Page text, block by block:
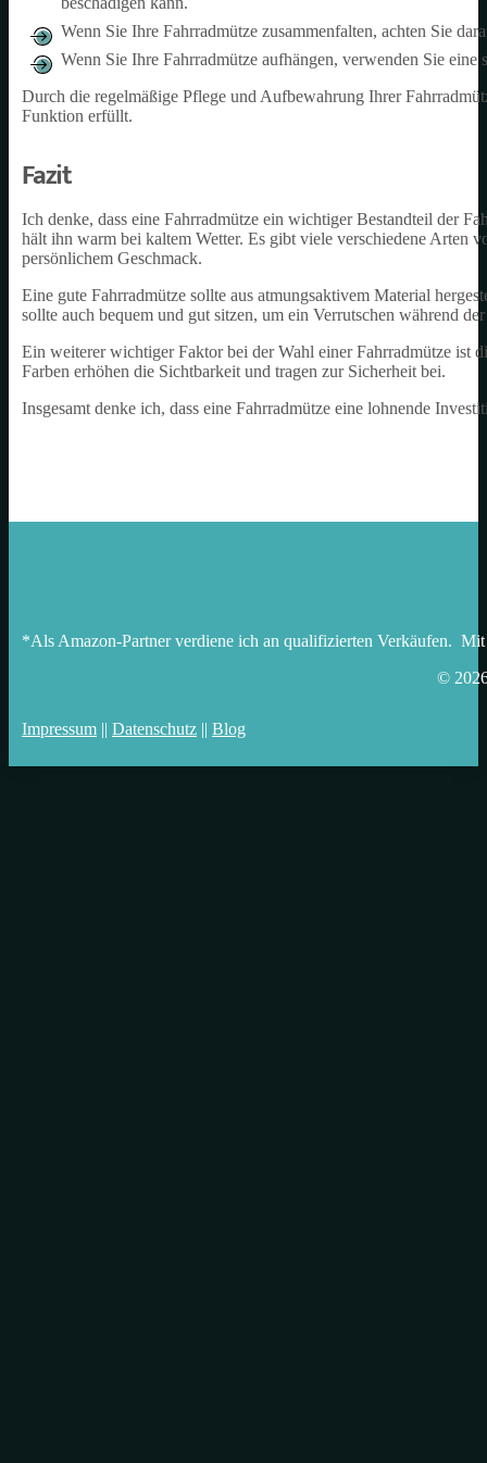
Wenn Sie Ihre Fahrradmütze zusammenfalten, achten Sie
Wenn Sie Ihre Fahrradmütze aufhängen, verwenden Sie
Durch die regelmäßige Pflege und Aufbewahrung Ihrer
Funktion erfüllt.
Fazit
Ich denke, dass eine Fahrradmütze ein wichtiger Bestandteil der
hält ihn warm bei kaltem Wetter. Es gibt viele verschiedene Arten
persönlichem Geschmack.
Eine gute Fahrradmütze sollte aus atmungsaktivem Material
sollte auch bequem und gut sitzen, um ein Verrutschen während
Ein weiterer wichtiger Faktor bei der Wahl einer Fahrradmütze ist
Farben erhöhen die Sichtbarkeit und tragen zur Sicherheit bei.
Insgesamt denke ich, dass eine Fahrradmütze eine lohnende
*Als Amazon-Partner verdiene ich an qualifizierten Verkäufen.
©
Impressum || Datenschutz || Blog